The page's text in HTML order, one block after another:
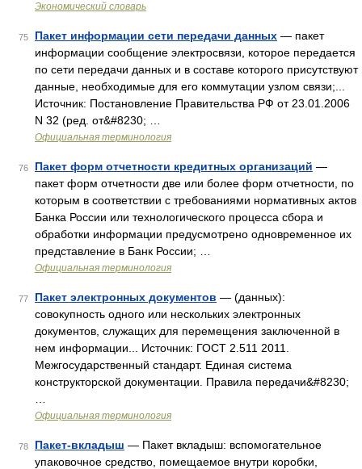
Экономический словарь
75 Пакет информации сети передачи данных — пакет
информации сообщение электросвязи, которое передается
по сети передачи данных и в составе которого присутствуют
данные, необходимые для его коммутации узлом связи;...
Источник: Постановление Правительства РФ от 23.01.2006
N 32 (ред. от&#8230; …
Официальная терминология
76 Пакет форм отчетности кредитных организаций —
пакет форм отчетности две или более форм отчетности, по
которым в соответствии с требованиями нормативных актов
Банка России или технологического процесса сбора и
обработки информации предусмотрено одновременное их
представление в Банк России; …
Официальная терминология
77 Пакет электронных документов — (данных):
совокупность одного или нескольких электронных
документов, служащих для перемещения заключенной в
нем информации... Источник: ГОСТ 2.511 2011.
Межгосударственный стандарт. Единая система
конструкторской документации. Правила передачи&#8230;
Официальная терминология
78 Пакет-вкладыш — Пакет вкладыш: вспомогательное
упаковочное средство, помещаемое внутри коробки,